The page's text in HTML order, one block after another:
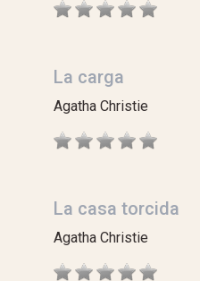
La carga
Agatha Christie
La casa torcida
Agatha Christie